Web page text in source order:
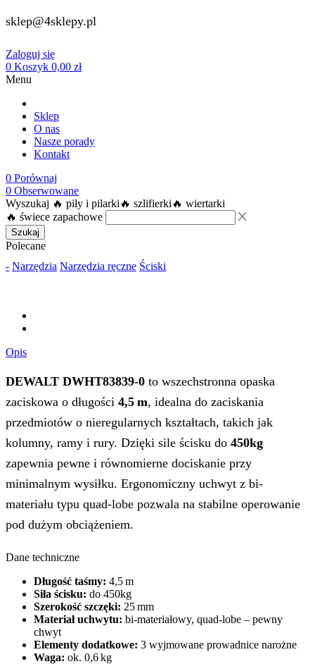
sklep@4sklepy.pl
Zaloguj się
0 Koszyk 0,00 zł
Menu
Sklep
O nas
Nasze porady
Kontakt
0 Porównaj
0 Obserwowane
Wyszukaj 🔥 piły i pilarki 🔥 szlifierki 🔥 wiertarki
🔥 świece zapachowe
Szukaj
Polecane
- Narzędzia Narzędzia ręczne Ściski
Opis
DEWALT DWHT83839‑0 to wszechstronna opaska
zaciskowa o długości 4,5 m, idealna do zaciskania
przedmiotów o nieregularnych kształtach, takich jak
kolumny, ramy i rury. Dzięki sile ścisku do 450kg
zapewnia pewne i równomierne dociskanie przy
minimalnym wysiłku. Ergonomiczny uchwyt z bi-
materiału typu quad‑lobe pozwala na stabilne operowanie
pod dużym obciążeniem.
Dane techniczne
Długość taśmy: 4,5 m
Siła ścisku: do 450kg
Szerokość szczęki: 25 mm
Materiał uchwytu: bi-materiałowy, quad‑lobe – pewny
chwyt
Elementy dodatkowe: 3 wyjmowane prowadnice narożne
Waga: ok. 0,6 kg